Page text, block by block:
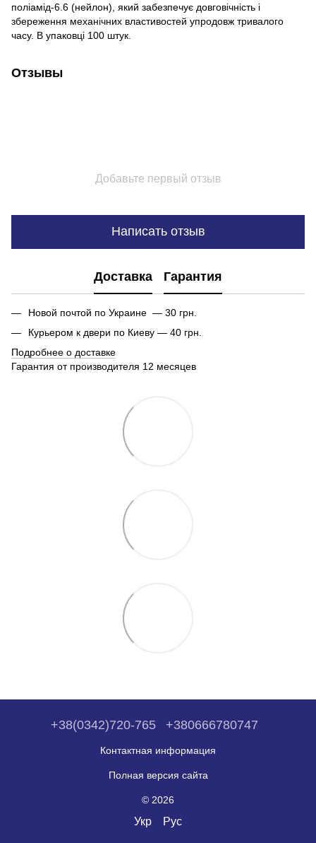
поліамід-6.6 (нейлон), який забезпечує довговічність і
збереження механічних властивостей упродовж тривалого
часу. В упаковці 100 штук.
Отзывы
Добавьте первый отзыв
Написать отзыв
Доставка Гарантия
Новой почтой по Украине — 30 грн.
Курьером к двери по Киеву — 40 грн.
Подробнее о доставке
Гарантия от производителя 12 месяцев
+38(0342)720-765 +380666780747
Контактная информация
Полная версия сайта
© 2026
Укр Рус